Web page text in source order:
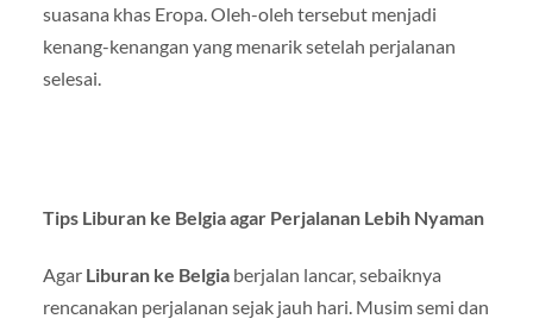
suasana khas Eropa. Oleh-oleh tersebut menjadi
kenang-kenangan yang menarik setelah perjalanan
selesai.
Tips Liburan ke Belgia agar Perjalanan Lebih Nyaman
Agar Liburan ke Belgiaberjalan lancar, sebaiknya
rencanakan perjalanan sejak jauh hari. Musim semi dan